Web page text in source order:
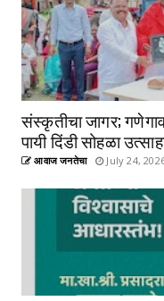
संस्कृतीचा जागर;
पायी दिंडी सोहळा
आवाज जनतेचा July 24,